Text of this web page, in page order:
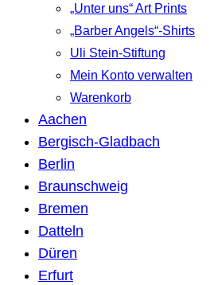
„Unter uns“ Art Prints
„Barber Angels“-Shirts
Uli Stein-Stiftung
Mein Konto verwalten
Warenkorb
Aachen
Bergisch-Gladbach
Berlin
Braunschweig
Bremen
Datteln
Düren
Erfurt